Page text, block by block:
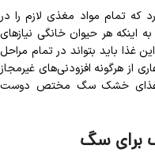
که تمام مواد مغذی لازم را در
اینکه هر حیوان خانگی نیازهای
غذا باید بتواند در تمام مراحل
از هرگونه افزودنی‌های غیرمجاز
غذای خشک سگ مختص دوست
برای سگ